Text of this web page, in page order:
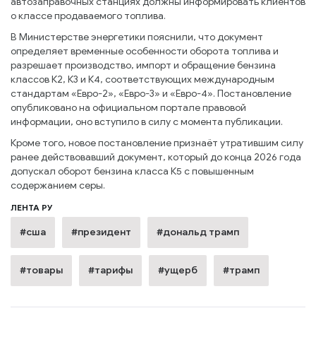
о классе продаваемого топлива.
В Министерстве энергетики пояснили, что документ
определяет временные особенности оборота топлива и
разрешает производство, импорт и обращение бензина
классов К2, К3 и К4, соответствующих международным
стандартам «Евро-2», «Евро-3» и «Евро-4». Постановление
опубликовано на официальном портале правовой
информации, оно вступило в силу с момента публикации.
Кроме того, новое постановление признаёт утратившим силу
ранее действовавший документ, который до конца 2026 года
допускал оборот бензина класса К5 с повышенным
содержанием серы.
ЛЕНТА РУ
#сша #президент #дональд трамп
#товары #тарифы #ущерб #трамп